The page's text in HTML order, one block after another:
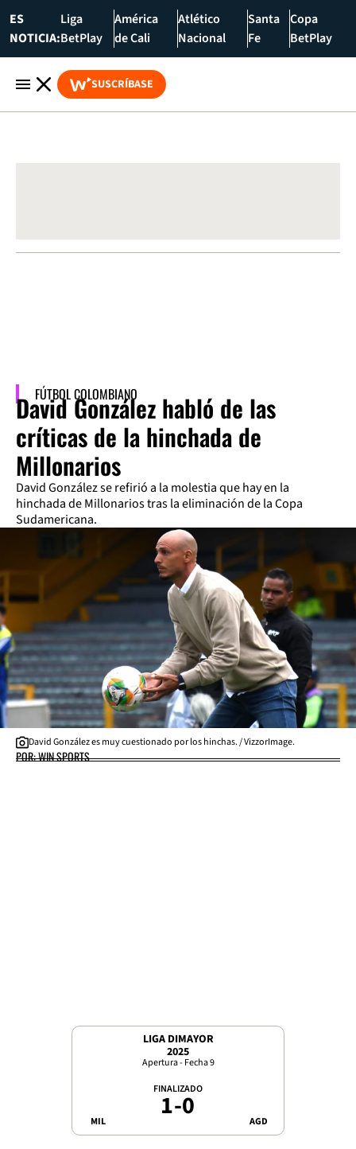
ES
NOTICIA:
Liga
BetPlay
América
de Cali
Atlético
Nacional
Santa
Fe
Copa
BetPlay
SUSCRÍBASE
FÚTBOL COLOMBIANO
David González habló de las
críticas de la hinchada de
Millonarios
David González se refirió a la molestia que hay en la
hinchada de Millonarios tras la eliminación de la Copa
Sudamericana.
David González es muy cuestionado por los hinchas. / VizzorImage.
POR: WIN SPORTS
LIGA DIMAYOR
2025
Apertura - Fecha 9
MIL
FINALIZADO
1-0 AGD